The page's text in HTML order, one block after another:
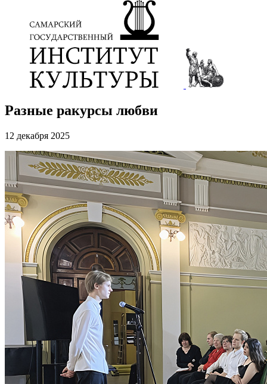
Разные ракурсы любви
12 декабря 2025